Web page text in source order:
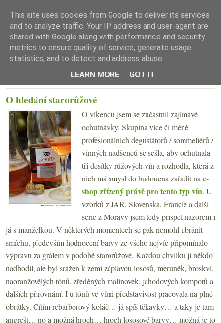
☰ Menu
O hledání starorůžové
O víkendu jsem se zúčastnil zajímavé
ochutnávky. Skupina více či méně
profesionálních degustátorů / sommeliérů /
vinných nadšenců se sešla, aby ochutnala
tři desítky růžových vín a rozhodla, která z
nich má smysl do budoucna zařadit na e-
shop zřízený právě pro tento typ vín. U
vzorků z JAR, Slovenska, Francie a další
série z Moravy jsem tedy přispěl názorem i
já s manželkou. V některých momentech se pak nemohl ubránit
smíchu, především hodnocení barvy ze všeho nejvíc připomínalo
výpravu za grálem v podobě starorůžové. Každou chvilku ji někdo
nadhodil, ale byl sražen k zemi záplavou lososů, meruněk, broskví,
naoranžovělých tónů, zředěných malinovek, jahodových kompotů a
dalších přirovnání. I u tónů ve vůni představivost pracovala na plné
obrátky. Cítím rebarborový koláč… já spíš těkavky… a taky je tam
angrešt… no a možná hroch… hroch lososové barvy… možná je to
This site uses cookies from Google to deliver its services
and to analyze traffic. Your IP address and user-agent are
shared with Google along with performance and security
metrics to ensure quality of service, generate usage
statistics, and to detect and address abuse.
LEARN MORE
GOT IT